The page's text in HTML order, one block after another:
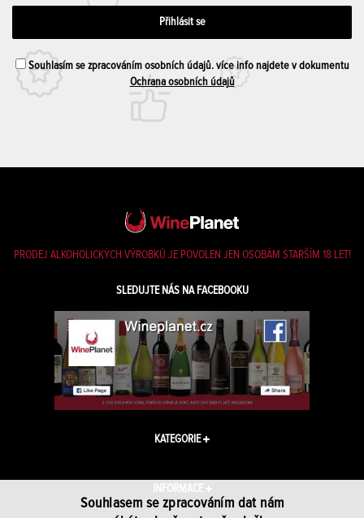
Souhlasím se zpracováním osobních údajů. více info najdete v dokumentu
Ochrana osobních údajů
PRODEJ ALKOHOLICKÝCH VÝROBKŮ JE POVOLEN JEN OSOBÁM STARŠÍM 18 LET!
SLEDUJTE NÁS NA FACEBOOKU
KATEGORIE
INFORMACE
Souhlasem se zpracováním dat nám